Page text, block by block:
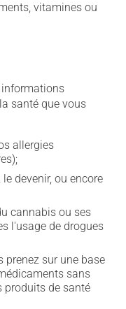
vitamines ou
santé que vous
allergies
devenir, ou encore
cannabis ou ses
l'usage de drogues
prenez sur une base
sans
produits de santé